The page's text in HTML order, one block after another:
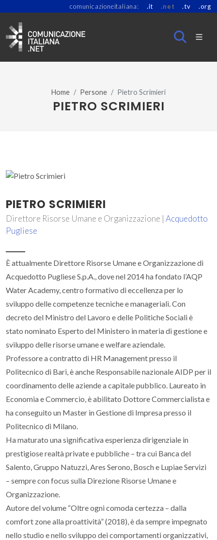
comunicazioneitaliana: .it .net .tv .org
Home Persone Pietro Scrimieri
PIETRO SCRIMIERI
PIETRO SCRIMIERI
Direttore Risorse Umane e Organizzazione | Acquedotto
Pugliese
È attualmente Direttore Risorse Umane e Organizzazione di
Acquedotto Pugliese S.p.A., dove nel 2014 ha fondato l’AQP
Water Academy, centro formativo di eccellenza per lo
sviluppo delle competenze tecniche e manageriali. Con
decreto del Ministro del Lavoro e delle Politiche Sociali è
stato nominato Esperto del Ministero in materia di gestione e
sviluppo delle risorse umane e welfare aziendale.
Professore a contratto di HR Management presso il
Politecnico di Bari, è anche Responsabile nazionale AIDP per il
coordinamento delle aziende a capitale pubblico. Laureato in
Economia e Commercio, è abilitato Dottore Commercialista e
ha conseguito un Master in Gestione di Impresa presso il
Politecnico di Milano.
Ha maturato una significativa esperienza dirigenziale in
prestigiose realtà private e pubbliche – tra cui Banca del
Salento, Gruppo Natuzzi, Ares Serono, Bosch e Lupiae Servizi
– sempre con focus sulla Direzione Risorse Umane e
Organizzazione.
Autore del volume “Oltre ogni comoda certezza – dalla
comfort zone alla proattività” (2018), è da sempre impegnato
nello studio e nello sviluppo dei comportamenti organizzativi,